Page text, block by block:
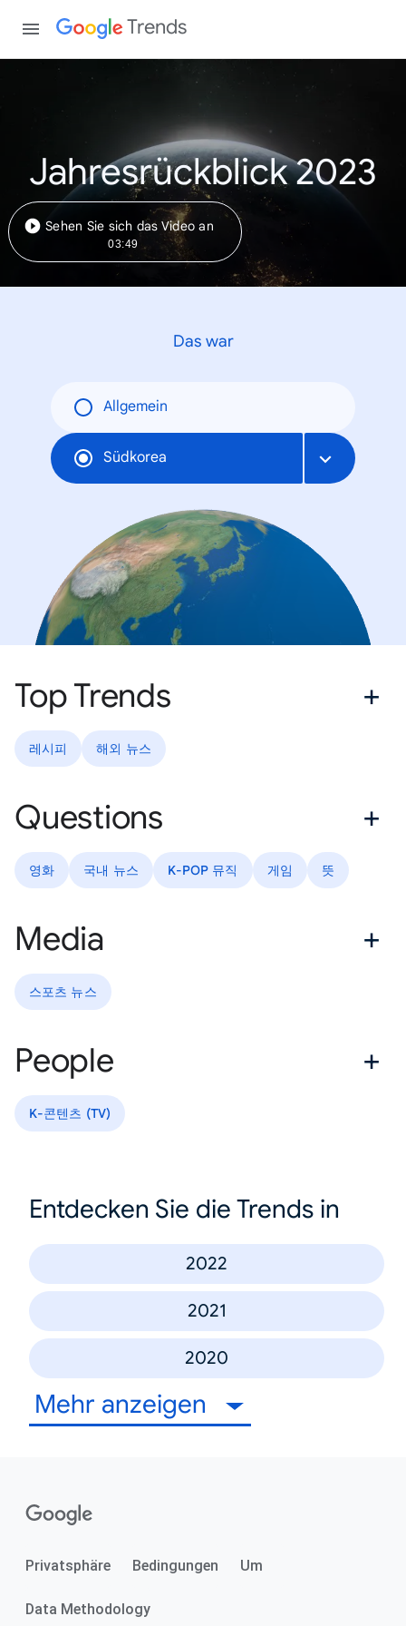
Trends
Jahresrückblick 2023
Sehen Sie sich das Video an
03:49
Das war
Allgemein
Südkorea
Top Trends
레시피 해외 뉴스
Questions
영화 국내 뉴스 K-POP 뮤직 게임 뜻
Media
스포츠 뉴스
People
K-콘텐츠 (TV)
Entdecken Sie die Trends in
2022
2021
2020
Mehr anzeigen
Privatsphäre Bedingungen Um
Data Methodology